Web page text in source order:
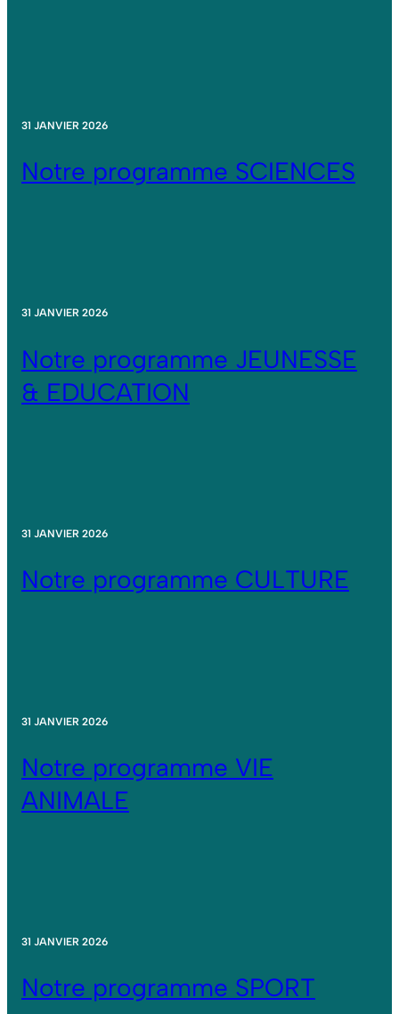
31 JANVIER 2026
Notre programme SCIENCES
31 JANVIER 2026
Notre programme JEUNESSE
& EDUCATION
31 JANVIER 2026
Notre programme CULTURE
31 JANVIER 2026
Notre programme VIE
ANIMALE
31 JANVIER 2026
Notre programme SPORT